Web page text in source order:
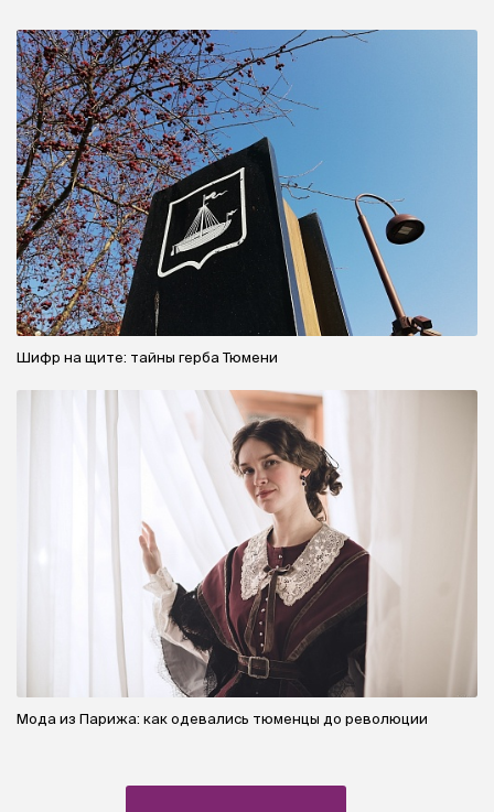
Шифр на щите: тайны герба Тюмени
Мода из Парижа: как одевались тюменцы до революции